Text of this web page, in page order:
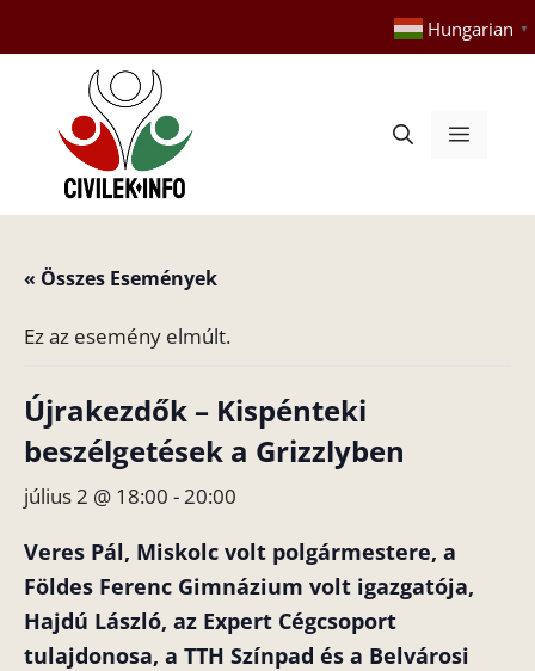
tartalomba
Hungarian ▼
Menü
« Összes Események
Ez az esemény elmúlt.
Újrakezdők – Kispénteki
beszélgetések a Grizzlyben
július 2 @ 18:00 -20:00
Veres Pál, Miskolc volt polgármestere, a
Földes Ferenc Gimnázium volt igazgatója,
Hajdú László, az Expert Cégcsoport
tulajdonosa, a TTH Színpad és a Belvárosi